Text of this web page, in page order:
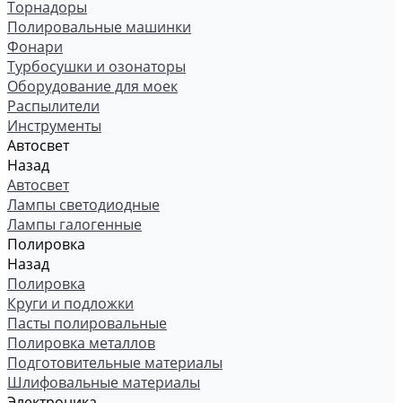
Торнадоры
Полировальные машинки
Фонари
Турбосушки и озонаторы
Оборудование для моек
Распылители
Инструменты
Автосвет
Назад
Автосвет
Лампы светодиодные
Лампы галогенные
Полировка
Назад
Полировка
Круги и подложки
Пасты полировальные
Полировка металлов
Подготовительные материалы
Шлифовальные материалы